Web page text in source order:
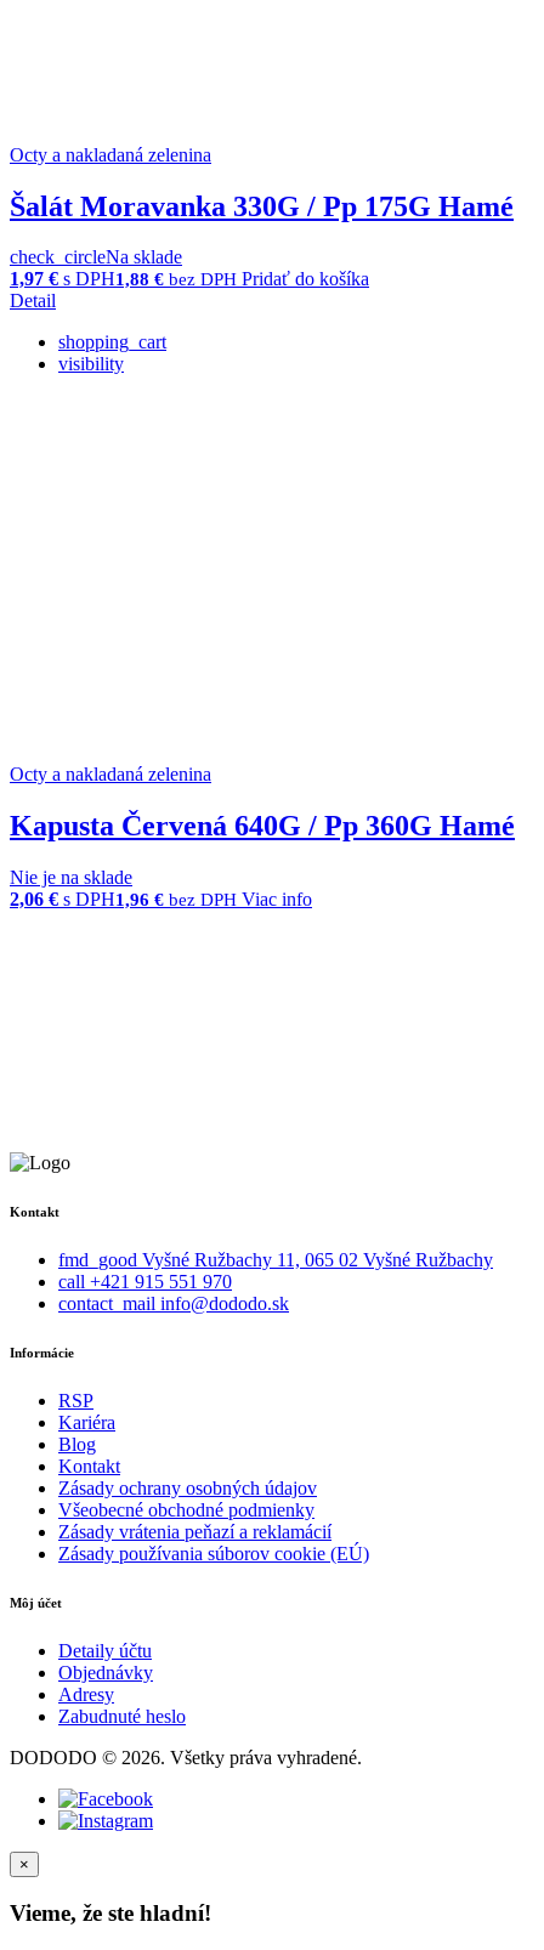
Octy a nakladaná zelenina
Šalát Moravanka 330G / Pp 175G Hamé
check_circleNa sklade
1,97 € s DPH1,88 € bez DPH Pridať do košíka
Detail
shopping_cart
visibility
Octy a nakladaná zelenina
Kapusta Červená 640G / Pp 360G Hamé
Nie je na sklade
2,06 € s DPH1,96 € bez DPH Viac info
Kontakt
fmd_good Vyšné Ružbachy 11, 065 02 Vyšné Ružbachy
call +421 915 551 970
contact_mail info@dododo.sk
Informácie
RSP
Kariéra
Blog
Kontakt
Zásady ochrany osobných údajov
Všeobecné obchodné podmienky
Zásady vrátenia peňazí a reklamácií
Zásady používania súborov cookie (EÚ)
Môj účet
Detaily účtu
Objednávky
Adresy
Zabudnuté heslo
DODODO © 2026. Všetky práva vyhradené.
×
Vieme, že ste hladní!